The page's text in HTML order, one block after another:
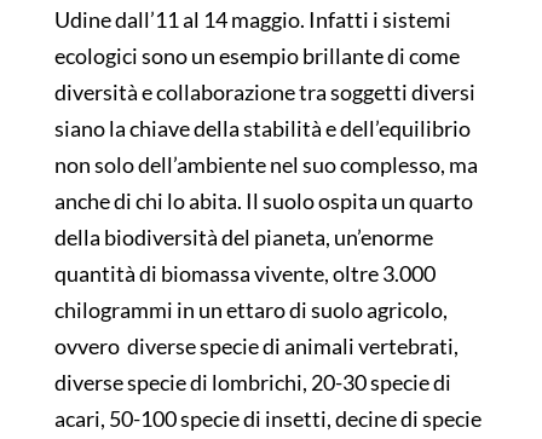
Udine dall’11 al 14 maggio. Infatti i sistemi
ecologici sono un esempio brillante di come
diversità e collaborazione tra soggetti diversi
siano la chiave della stabilità e dell’equilibrio
non solo dell’ambiente nel suo complesso, ma
anche di chi lo abita. Il suolo ospita un quarto
della biodiversità del pianeta, un’enorme
quantità di biomassa vivente, oltre 3.000
chilogrammi in un ettaro di suolo agricolo,
ovvero diverse specie di animali vertebrati,
diverse specie di lombrichi, 20-30 specie di
acari, 50-100 specie di insetti, decine di specie